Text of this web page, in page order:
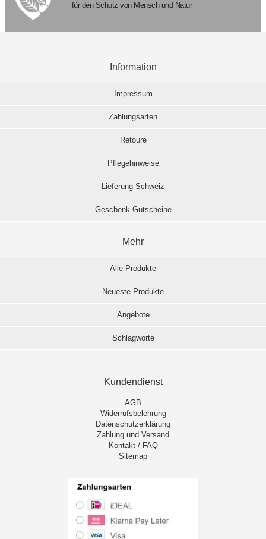
für den Schutz von Mensch und Natur
Information
Impressum
Zahlungsarten
Retoure
Pflegehinweise
Lieferung Schweiz
Geschenk-Gutscheine
Mehr
Alle Produkte
Neueste Produkte
Angebote
Schlagworte
Kundendienst
AGB
Widerrufsbelehrung
Datenschutzerklärung
Zahlung und Versand
Kontakt / FAQ
Sitemap